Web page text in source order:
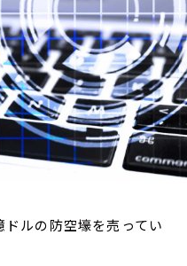
ドルの防空壕を売ってい